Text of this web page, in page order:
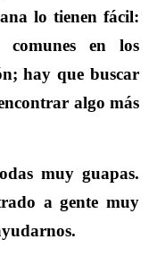
lo tienen fácil:
comunes en los
hay que buscar
algo más
muy guapas.
a gente muy